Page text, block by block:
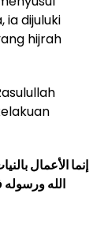
ia dijuluki
hijrah
إنما الأعمال
الله ورسوله